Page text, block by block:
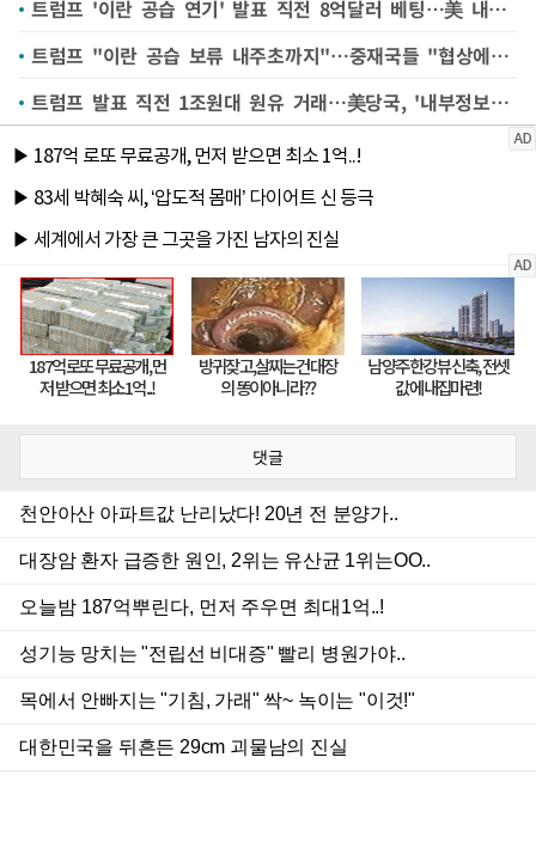
트럼프 '이란 공습 연기' 발표 직전 8억달러 베팅…美 내부자 거래 조사
트럼프 "이란 공습 보류 내주초까지"…중재국들 "협상에 진전 없어"
트럼프 발표 직전 1조원대 원유 거래…美당국, '내부정보 샜나' 캔다
댓글